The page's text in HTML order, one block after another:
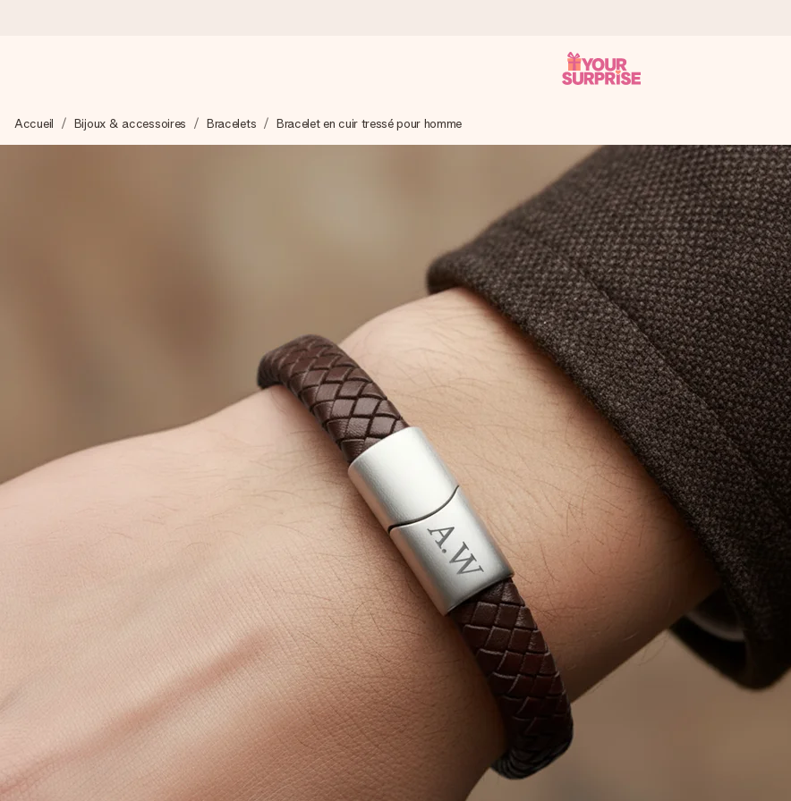
Nous préparons votre cadeau avec attention et l’envoyons en un éclair – pour que vous puissiez l’offrir au bon moment, quand
Nos cadeaux sont appréciés. Les clients nous attribuent une note de 4,8 sur Google Reviews (total de tous les pays où nous
Créez quelque chose d’unique en quelques étapes – avec son prénom, votre photo ou un message qui touche le cœur. Sans
Accueil Bijoux & accessoires Bracelets Bracelet en cuir tressé pour homme